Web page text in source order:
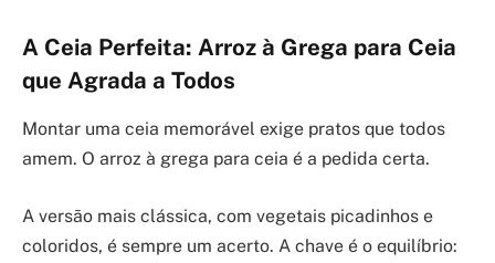
A Ceia Perfeita: Arroz à Grega para Ceia
que Agrada a Todos
Montar uma ceia memorável exige pratos que todos
amem. O arroz à grega para ceia é a pedida certa.
A versão mais clássica, com vegetais picadinhos e
coloridos, é sempre um acerto. A chave é o equilíbrio: